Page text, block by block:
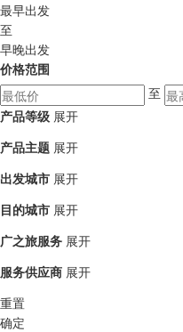
最早出发
至
早晚出发
价格范围
至
产品等级 展开
产品主题 展开
出发城市 展开
目的城市 展开
广之旅服务 展开
服务供应商 展开
重置
确定